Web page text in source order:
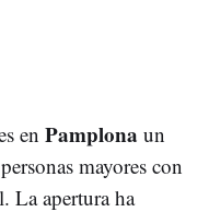
en Pamplona un
mayores con
La apertura ha